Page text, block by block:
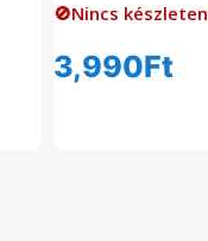
🚫Nincs készleten
3,990Ft